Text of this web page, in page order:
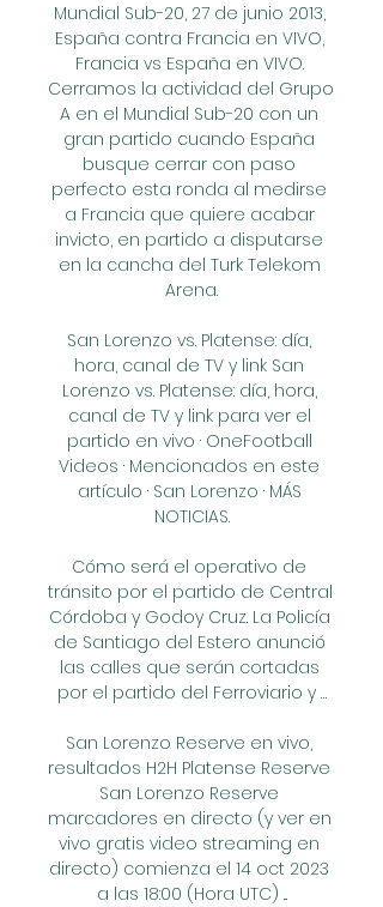
Mundial Sub-20, 27 de junio 2013,
España contra Francia en VIVO,
Francia vs España en VIVO.
Cerramos la actividad del Grupo
A en el Mundial Sub-20 con un
gran partido cuando España
busque cerrar con paso
perfecto esta ronda al medirse
a Francia que quiere acabar
invicto, en partido a disputarse
en la cancha del Turk Telekom
Arena.
San Lorenzo vs. Platense: día,
hora, canal de TV y link San
Lorenzo vs. Platense: día, hora,
canal de TV y link para ver el
partido en vivo · OneFootball
Videos · Mencionados en este
artículo · San Lorenzo · MÁS
NOTICIAS.
Cómo será el operativo de
tránsito por el partido de Central
Córdoba y Godoy Cruz. La Policía
de Santiago del Estero anunció
las calles que serán cortadas
por el partido del Ferroviario y …
San Lorenzo Reserve en vivo,
resultados H2H Platense Reserve
San Lorenzo Reserve
marcadores en directo (y ver en
vivo gratis video streaming en
directo) comienza el 14 oct 2023
a las 18:00 (Hora UTC) ...